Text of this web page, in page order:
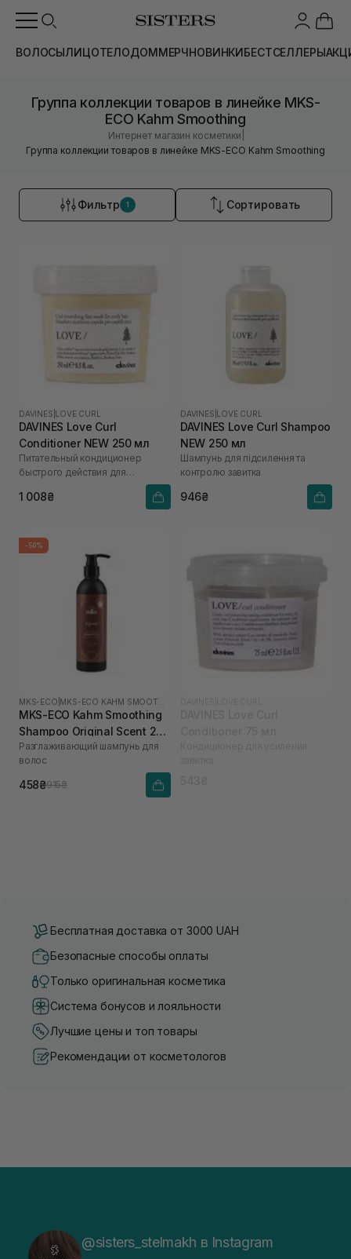
ВОЛОСЫЛИЦОТЕЛОДОММЕРЧНОВИНКИБЕСТСЕЛЛЕРЫ
Группа коллекции товаров в линейке MKS-
ECO Kahm Smoothing
Интернет магазин косметики
Группа коллекции товаров в линейке MKS-ECO Kahm Smoothing
Фильтр 1 Сортировать
DAVINES LOVE CURL
DAVINES Love Curl
Conditioner NEW 250 мл
Питательный кондиционер
быстрого действия для
1 008₴
DAVINES LOVE CURL
DAVINES Love Curl Shampoo
NEW 250 мл
Шампунь для підсилення та
контролю завитка
946₴
-50%
MKS-ECO
MKS-ECO Kahm Smoothing
Shampoo Original Scent 296
мл
Разглаживающий шампунь для
волос
458₴915₴
Бесплатная доставка от 3000 UAH
Безопасные способы оплаты
Только оригинальная косметика
Система бонусов и лояльности
Лучшие цены и топ товары
Рекомендации от косметологов
@sisters_stelmakh в Instagram